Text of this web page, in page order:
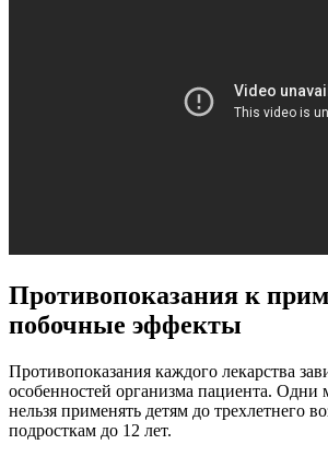
Противопоказания к
побочные эффекты
Противопоказания каждого лекарства
особенностей организма пациента. Одни
нельзя применять детям до трехлетнего
подросткам до 12 лет.